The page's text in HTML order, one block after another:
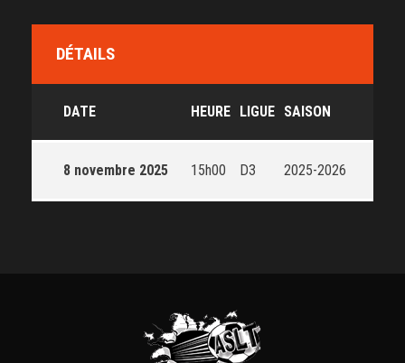
DÉTAILS
DATE HEURE LIGUE SAISON
8 novembre 2025 15h00 D3 2025-2026